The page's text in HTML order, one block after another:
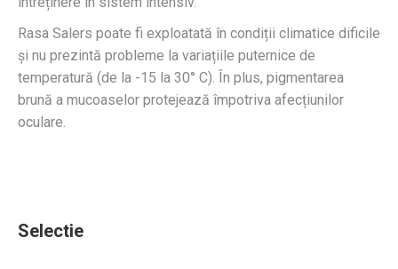
Rasa Salers poate fi exploatată în condiții climatice dificile
și nu prezintă probleme la variațiile puternice de
temperatură (de la -15 la 30° C). În plus, pigmentarea
brună a mucoaselor protejează împotriva afecțiunilor
oculare.
Selectie